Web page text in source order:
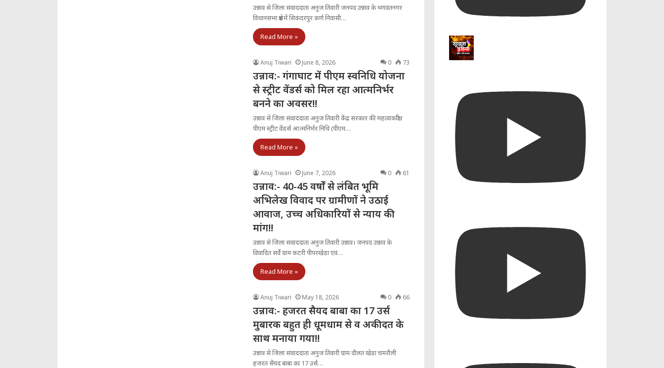
उन्नाव से जिला संवाददाता अनुज तिवारी जनपद उन्नाव के भगवंतनगर
विधानसभा क्षेत्र में सिकंदरपुर कर्ण निवासी…
Read More »
Anuj Tiwari June 8, 2026 0 73
उन्नाव:- गंगाघाट में पीएम स्वनिधि योजना
से स्ट्रीट वेंडर्स को मिल रहा आत्मनिर्भर
बनने का अवसर!!
उन्नाव से जिला संवाददाता अनुज तिवारी केंद्र सरकार की महत्वाकांक्षी
पीएम स्ट्रीट वेंडर्स आत्मनिर्भर निधि (पीएम…
Read More »
Anuj Tiwari June 7, 2026 0 61
उन्नाव:- 40-45 वर्षों से लंबित भूमि
अभिलेख विवाद पर ग्रामीणों ने उठाई
आवाज, उच्च अधिकारियों से न्याय की
मांग!!
उन्नाव से जिला संवाददाता अनुज तिवारी उन्नाव। जनपद उन्नाव के
विवादित सर्वे ग्राम कटरी पीपरखेड़ा एवं…
Read More »
Anuj Tiwari May 18, 2026 0 66
उन्नाव:- हजरत सैयद बाबा का 17 उर्स
मुबारक बहुत ही धूमधाम से व अकीदत के
साथ मनाया गया!!
उन्नाव से जिला संवाददाता अनुज तिवारी ग्राम दौलत खेड़ा चमरौली
हजरत सैयद बाबा का 17 उर्स…